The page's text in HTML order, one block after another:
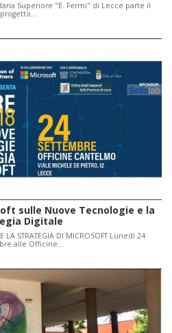
Superiore "E. Fermi" di Lecce parte il
progetto…
sulle Nuove Tecnologie e la
Digitale
LA STRATEGIA DI MICROSOFT Lunedí 24
alle Officine…